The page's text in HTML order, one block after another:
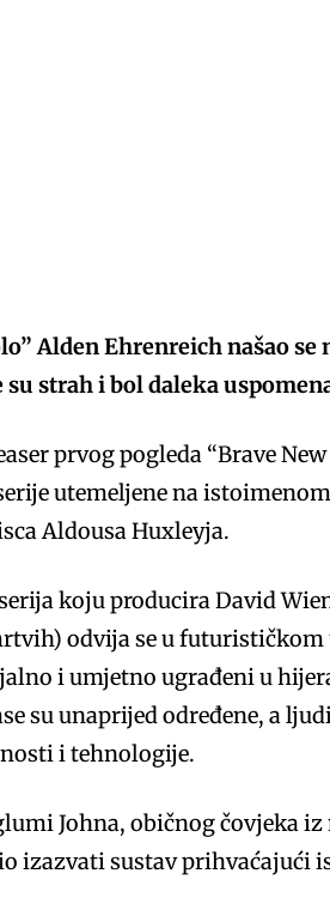
Alden Ehrenreich našao
su strah i bol daleka
prvog pogleda “Brave
utemeljene na
Aldousa Huxleyja.
koju producira David
odvija se u
i umjetno ugrađeni u
su unaprijed određene, a
i tehnologije.
Johna, običnog čovjeka
izazvati sustav prihvaćajući